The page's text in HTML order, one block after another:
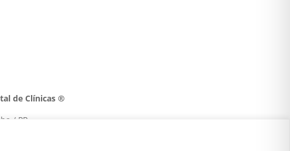
de Clínicas ®
/ PR